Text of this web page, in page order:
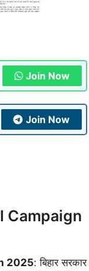
Join Now
Join Now
Campaign
2025: बिहार सरकार